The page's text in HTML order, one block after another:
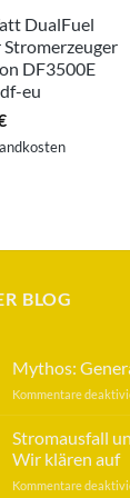
DualFuel
DF3500E
eu
BLOG
Mythos:
Kommentare
Stromausfall
Wir klären auf
Kommentare